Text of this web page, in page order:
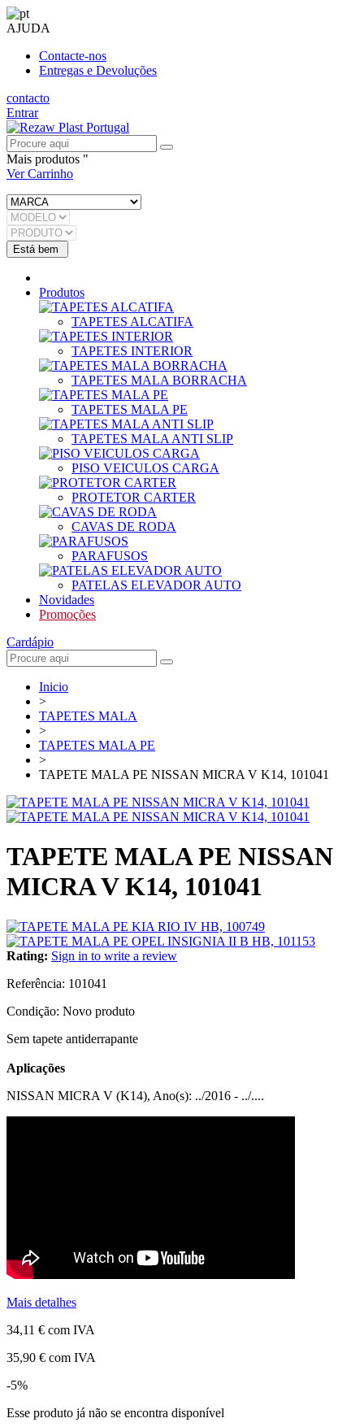
AJUDA
Contacte-nos
Entregas e Devoluções
contacto
Entrar
Mais produtos "
Ver Carrinho
Produtos
TAPETES ALCATIFA
TAPETES INTERIOR
TAPETES MALA BORRACHA
TAPETES MALA PE
TAPETES MALA ANTI SLIP
PISO VEICULOS CARGA
PROTETOR CARTER
CAVAS DE RODA
PARAFUSOS
PATELAS ELEVADOR AUTO
Novidades
Promoções
Cardápio
Inicio
>
TAPETES MALA
>
TAPETES MALA PE
>
TAPETE MALA PE NISSAN MICRA V K14, 101041
TAPETE MALA PE NISSAN
MICRA V K14, 101041
Rating: Sign in to write a review
Referência: 101041
Condição: Novo produto
Sem tapete antiderrapante
Aplicações
NISSAN MICRA V (K14), Ano(s): ../2016 - ../....
Mais detalhes
34,11 € com IVA
35,90 € com IVA
-5%
Esse produto já não se encontra disponível